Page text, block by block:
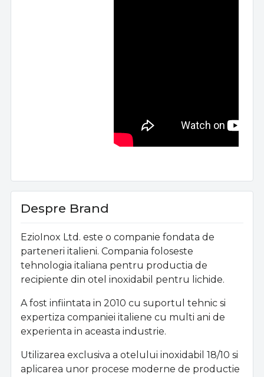
Despre Brand
EzioInox Ltd. este o companie fondata de
parteneri italieni. Compania foloseste
tehnologia italiana pentru productia de
recipiente din otel inoxidabil pentru lichide.
A fost infiintata in 2010 cu suportul tehnic si
expertiza companiei italiene cu multi ani de
experienta in aceasta industrie.
Utilizarea exclusiva a otelului inoxidabil 18/10 si
aplicarea unor procese moderne de productie